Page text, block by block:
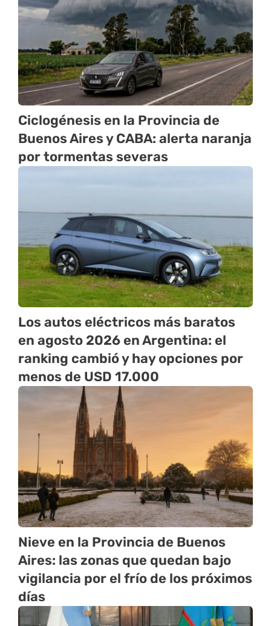
Ciclogénesis en la Provincia de
Buenos Aires y CABA: alerta naranja
por tormentas severas
Los autos eléctricos más baratos
en agosto 2026 en Argentina: el
ranking cambió y hay opciones por
menos de USD 17.000
Nieve en la Provincia de Buenos
Aires: las zonas que quedan bajo
vigilancia por el frío de los próximos
días